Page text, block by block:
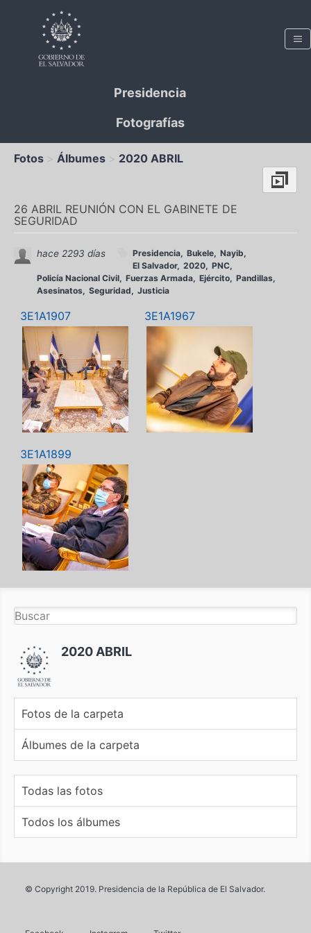
Presidencia
Fotografías
Fotos Álbumes 2020 ABRIL
26 ABRIL REUNIÓN CON EL GABINETE DE
SEGURIDAD
hace 2293 días Presidencia Bukele Nayib
El Salvador 2020 PNC
Policía Nacional Civil Fuerzas Armada Ejército Pandillas
Asesinatos Seguridad Justicia
3E1A1907 3E1A1967
3E1A1899
2020 ABRIL
Fotos de la carpeta
Álbumes de la carpeta
Todas las fotos
Todos los álbumes
© Copyright 2019. Presidencia de la República de El Salvador.